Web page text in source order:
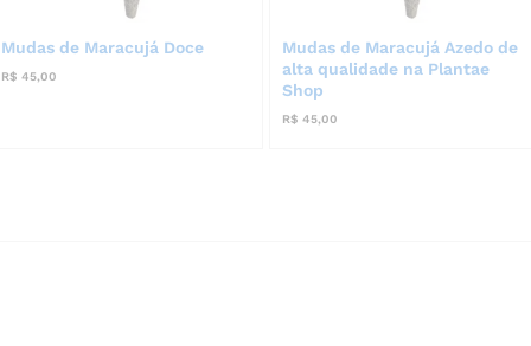
Mudas de Maracujá Doce
R$ 45,00
Mudas de Maracujá Azedo de
alta qualidade na Plantae
Shop
R$ 45,00